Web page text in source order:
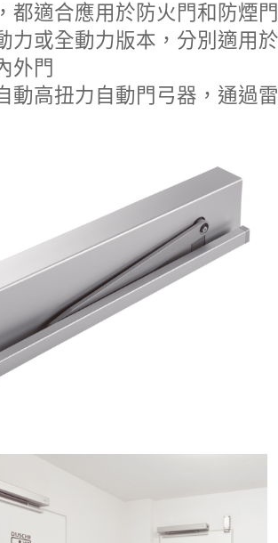
都適合應用於防火門和防煙門
力或全動力版本，分別適用
外門
動高扭力自動門弓器，通過